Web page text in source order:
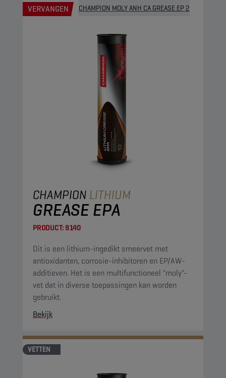
VERVANGEN CHAMPION MOLY ANH CA GREASE EP 2
CHAMPION LITHIUM
GREASE EPA
PRODUCT:9140
Dit is een lithium-ingedikt smeervet met
antioxidanten, corrosie-inhibitoren en EP/AW-
additieven. Het is een multifunctioneel "moly"-
vet dat in diverse toepassingen kan worden
gebruikt.
Bekijk
VETTEN